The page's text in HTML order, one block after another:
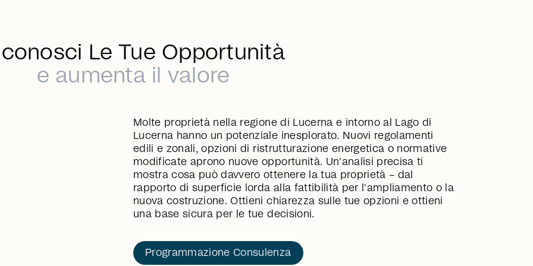
Le Tue Opportunità
e aumenta il valore
Molte proprietà nella regione di Lucerna e intorno al Lago di
Lucerna hanno un potenziale inesplorato. Nuovi regolamenti
edili e zonali, opzioni di ristrutturazione energetica o normative
modificate aprono nuove opportunità. Un'analisi precisa ti
mostra cosa può davvero ottenere la tua proprietà – dal
rapporto di superficie lorda alla fattibilità per l'ampliamento o la
nuova costruzione. Ottieni chiarezza sulle tue opzioni e ottieni
una base sicura per le tue decisioni.
Programmazione Consulenza